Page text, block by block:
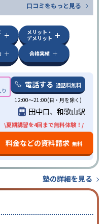
口コミをもっと見る
メリット・
デメリット
合格実績
電話する 通話料無料
12:00～21:00(日・月を除く)
田中口、和歌山駅
\夏期講習を4回まで無料体験！/
料金などの資料請求 無料
塾の詳細を見る